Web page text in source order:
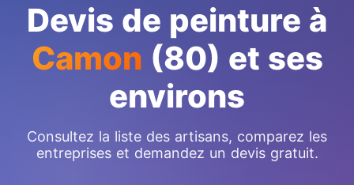
Devis de peinture à
Camon (80) et ses
environs
Consultez la liste des artisans, comparez les
entreprises et demandez un devis gratuit.